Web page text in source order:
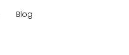
Blog